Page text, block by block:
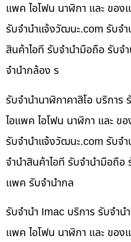
แพค ไอโฟน นาฬิกา และ ของ
รับจํานําแจ้งวัฒนะ.com รับจ
สินค้าไอที รับจำนำมือถือ รับจ
จำนำกล้อง ร
รับจำนำนาฬิกาคาสิโอ บริการ
ไอแพค ไอโฟน นาฬิกา และ ข
รับจํานําแจ้งวัฒนะ.com รับจ
จำนำสินค้าไอที รับจำนำมือถือ
แพค รับจำนำกล
รับจำนำ Imac บริการ รับจำน
แพค ไอโฟน นาฬิกา และ ของ